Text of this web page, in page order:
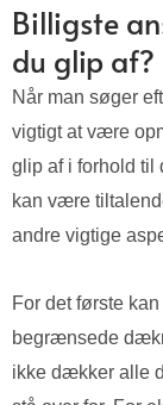
Billigste
du glip af?
Når man søger
vigtigt at være
glip af i forhold til
kan være
andre vigtige
For det første
begrænsede
ikke dækker alle